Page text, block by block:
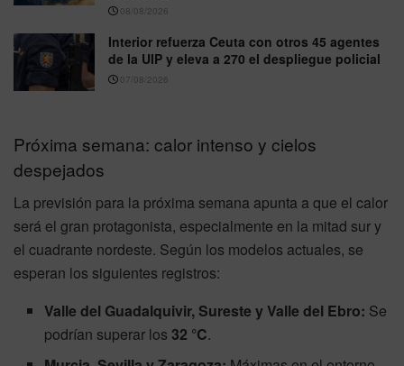
08/08/2026
Interior refuerza Ceuta con otros 45 agentes
de la UIP y eleva a 270 el despliegue policial
07/08/2026
Próxima semana: calor intenso y cielos
despejados
La previsión para la próxima semana apunta a que el calor
será el gran protagonista, especialmente en la mitad sur y
el cuadrante nordeste. Según los modelos actuales, se
esperan los siguientes registros:
Valle del Guadalquivir, Sureste y Valle del Ebro: Se
podrían superar los 32 °C.